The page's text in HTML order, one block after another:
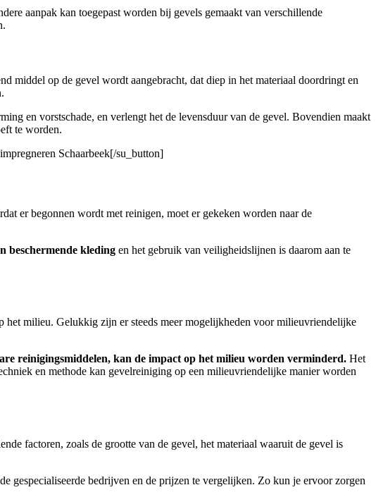
aanpak kan toegepast worden bij gevels gemaakt van verschillende
middel op de gevel wordt aangebracht, dat diep in het materiaal doordringt en
en vorstschade, en verlengt het de levensduur van de gevel. Bovendien maakt
te worden.
Schaarbeek[/su_button]
er begonnen wordt met reinigen, moet er gekeken worden naar de
beschermende kleding en het gebruik van veiligheidslijnen is daarom aan te
het milieu. Gelukkig zijn er steeds meer mogelijkheden voor milieuvriendelijke
reinigingsmiddelen, kan de impact op het milieu worden verminderd. Het
en methode kan gevelreiniging op een milieuvriendelijke manier worden
factoren, zoals de grootte van de gevel, het materiaal waaruit de gevel is
gespecialiseerde bedrijven en de prijzen te vergelijken. Zo kun je ervoor zorgen